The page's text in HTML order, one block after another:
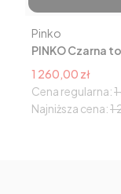
PINKO Czarna
Producent
Pinko
Cena promocyjna
1 260,00 zł
Cena regularna:
Najniższa cena:1